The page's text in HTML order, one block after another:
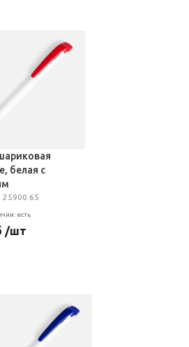
белая с
25900.65
есть
/шт